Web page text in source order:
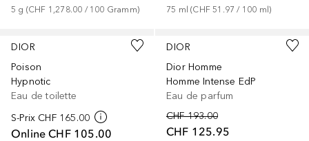
5 g (CHF 1,278.00 / 100 Gramm) 75 ml (CHF 51.97 / 100 ml)
DIOR
Poison
Hypnotic
Eau de toilette
S-Prix CHF 165.00
Online CHF 105.00
DIOR
Dior Homme
Homme Intense EdP
Eau de parfum
CHF 193.00
CHF 125.95